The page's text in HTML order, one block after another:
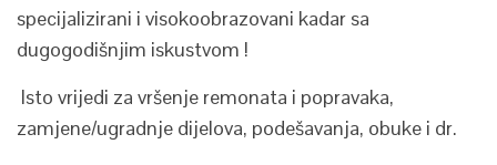
specijalizirani i visokoobrazovani kadar sa
dugogodišnjim iskustvom !
Isto vrijedi za vršenje remonata i popravaka,
zamjene/ugradnje dijelova, podešavanja, obuke i dr.